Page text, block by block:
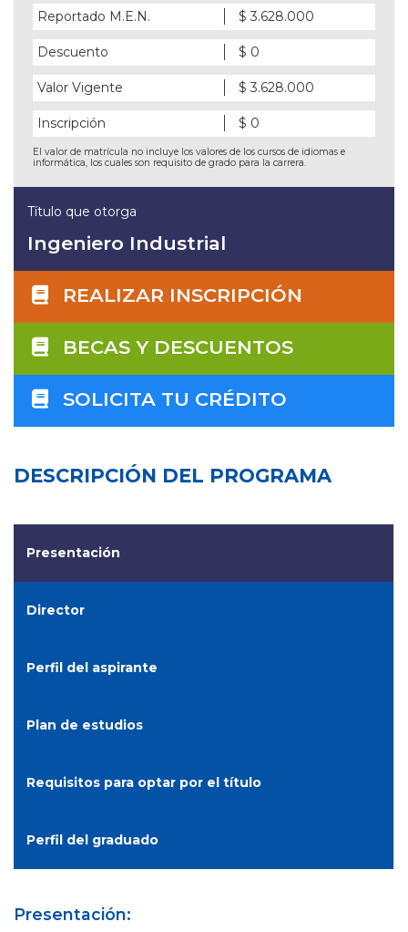
Reportado M.E.N. $ 3.628.000
Descuento $ 0
Valor Vigente $ 3.628.000
Inscripción $ 0
El valor de matrícula no incluye los valores de los cursos de idiomas e
informática, los cuales son requisito de grado para la carrera.
Título que otorga
Ingeniero Industrial
REALIZAR INSCRIPCIÓN
BECAS Y DESCUENTOS
SOLICITA TU CRÉDITO
DESCRIPCIÓN DEL PROGRAMA
Presentación
Director
Perfil del aspirante
Plan de estudios
Requisitos para optar por el título
Perfil del graduado
Presentación: